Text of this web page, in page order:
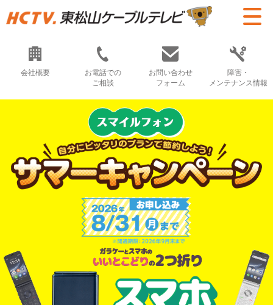
会社概要
お電話での
ご相談
お問い合わせ
フォーム
障害・
メンテナンス情報